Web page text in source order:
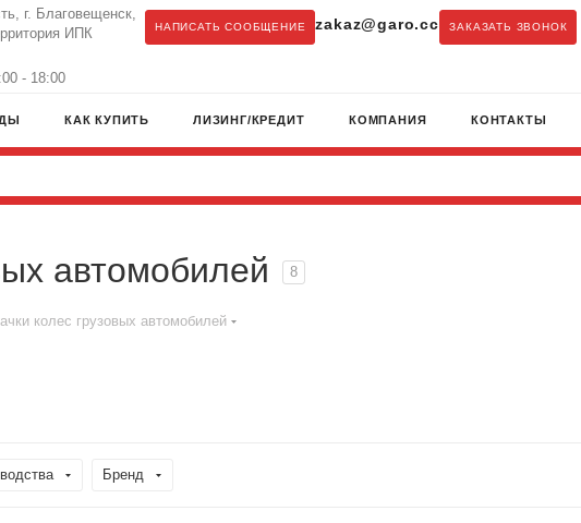
г. Благовещенск,
ИПК
- 18:00
НАПИСАТЬ СООБЩЕНИЕ zakaz@garo.cc ЗАКАЗАТЬ ЗВОНОК
КАК КУПИТЬ ЛИЗИНГ/КРЕДИТ КОМПАНИЯ КОНТАКТЫ
автомобилей 8
колес грузовых автомобилей
Бренд